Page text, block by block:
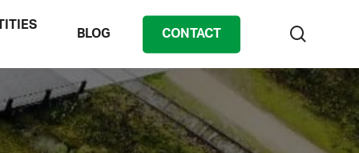
BLOG CONTACT